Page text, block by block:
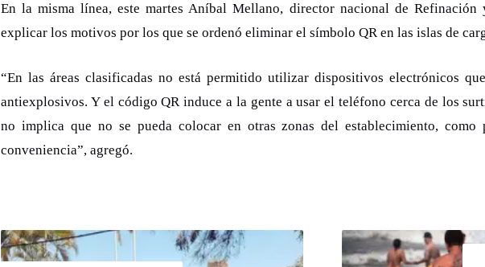
En la misma línea, este martes Aníbal Mellano, director nacional de Refinación
explicar los motivos por los que se ordenó eliminar el símbolo QR en las islas de
“En las áreas clasificadas no está permitido utilizar dispositivos electrónicos
antiexplosivos. Y el código QR induce a la gente a usar el teléfono cerca de los
no implica que no se pueda colocar en otras zonas del establecimiento, como
conveniencia”, agregó.